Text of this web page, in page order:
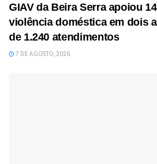
GIAV da Beira Serra apoiou
violência doméstica em dois
de 1.240 atendimentos
7 DE AGOSTO, 2026